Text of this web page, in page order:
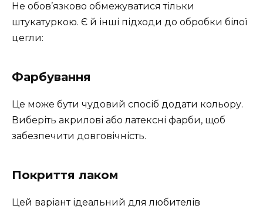
Не обов’язково обмежуватися тільки
штукатуркою. Є й інші підходи до обробки білої
цегли:
Фарбування
Це може бути чудовий спосіб додати кольору.
Виберіть акрилові або латексні фарби, щоб
забезпечити довговічність.
Покриття лаком
Цей варіант ідеальний для любителів